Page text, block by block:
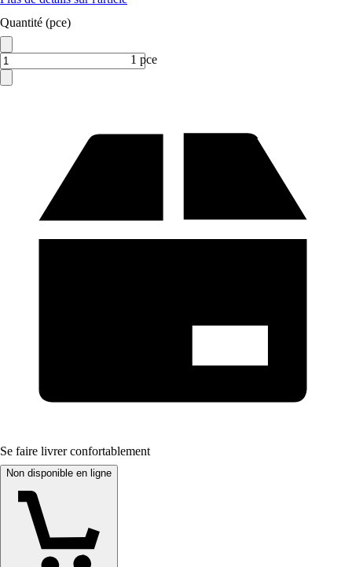
Quantité (pce)
1 pce
Se faire livrer confortablement
Non disponible en ligne